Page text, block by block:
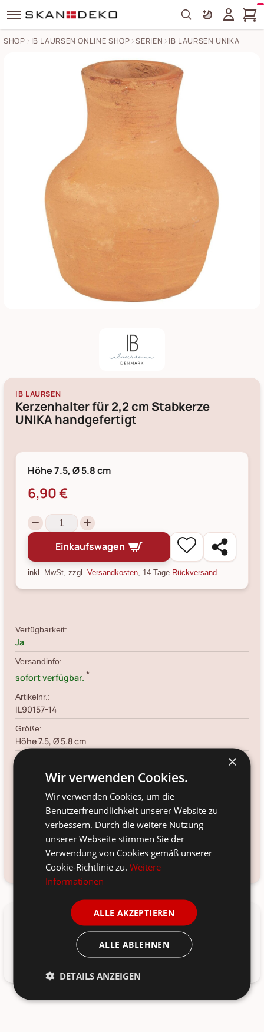
Search
SHOP IB LAURSEN ONLINE SHOP SERIEN IB LAURSEN UNIKA
IB LAURSEN
Kerzenhalter für 2,2 cm Stabkerze
UNIKA handgefertigt
Höhe 7.5, Ø 5.8 cm
6,90 €
Einkaufswagen
inkl. MwSt, zzgl. Versandkosten, 14 Tage Rückversand
Verfügbarkeit:
Ja
Versandinfo:
sofort verfügbar. *
Artikelnr.:
IL90157-14
Größe:
Höhe 7.5, Ø 5.8 cm
Farbe:
Material:
Voraussichtliche Lieferung:
-14. Aug 2026*
Frage zum Produkt?Kundenservice kontaktieren
Produkt-/Sicherheitshinweise
Kerzenhalter für 2,2 cm Stabkerze UNIKA handgefertigt nicht
wasserdicht von IB Laursen aus Dänemark.
×
Wir verwenden Cookies.
Wir verwenden Cookies, um die
Benutzerfreundlichkeit unserer Website zu
verbessern. Durch die weitere Nutzung
unserer Webseite stimmen Sie der
Verwendung von Cookies gemäß unserer
Cookie-Richtlinie zu.Weitere
Informationen
ALLE AKZEPTIEREN
ALLE ABLEHNEN
DETAILS ANZEIGEN